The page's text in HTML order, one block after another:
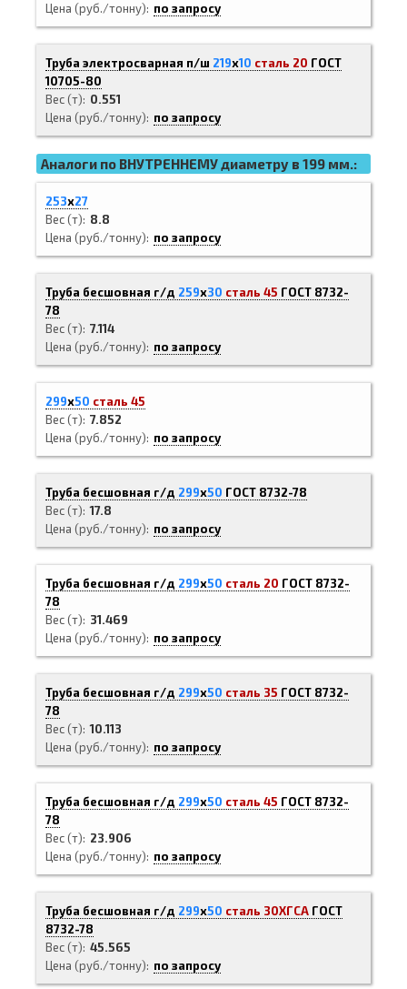
Цена (руб./тонну)
по запросу
Труба электросварная п/ш 219х10 сталь 20 ГОСТ
10705-80
Вес (т)
0.551
Цена (руб./тонну)
по запросу
Аналоги по ВНУТРЕННЕМУ диаметру в 199 мм.:
253х27
Вес (т)
8.8
Цена (руб./тонну)
по запросу
Труба бесшовная г/д 259х30 сталь 45 ГОСТ 8732-
78
Вес (т) 7.114
Цена (руб./тонну)
по запросу
299х50 сталь 45
Вес (т) 7.852
Цена (руб./тонну)
по запросу
Труба бесшовная г/д 299х50 ГОСТ 8732-78
Вес (т) 17.8
Цена (руб./тонну)
по запросу
Труба бесшовная г/д 299х50 сталь 20 ГОСТ 8732-
78
Вес (т)
31.469
Цена (руб./тонну)
по запросу
Труба бесшовная г/д 299х50 сталь 35 ГОСТ 8732-
78
Вес (т) 10.113
Цена (руб./тонну)
по запросу
Труба бесшовная г/д 299х50 сталь 45 ГОСТ 8732-
78
Вес (т)
23.906
Цена (руб./тонну)
по запросу
Труба бесшовная г/д 299х50 сталь 30ХГСА ГОСТ
8732-78
Вес (т) 45.565
Цена (руб./тонну)
по запросу